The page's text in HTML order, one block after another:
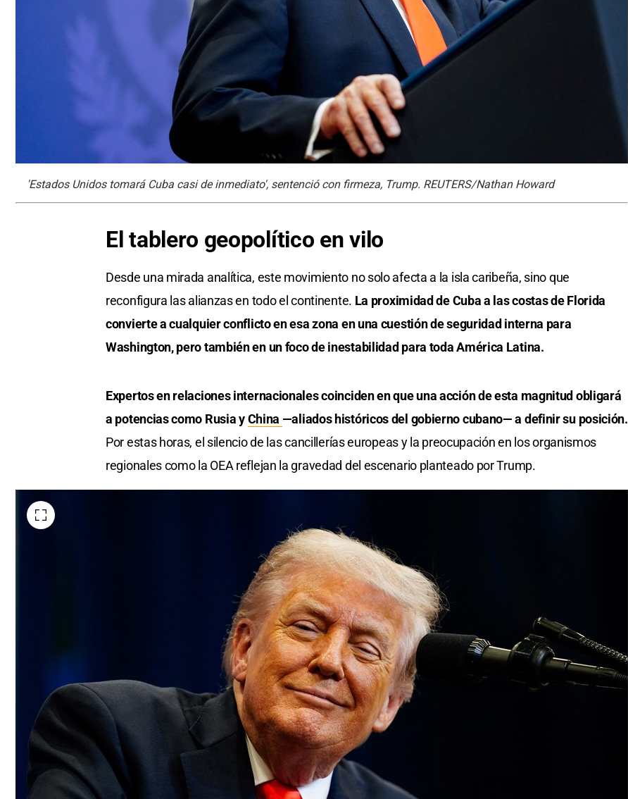
'Estados Unidos tomará Cuba casi de inmediato', sentenció con firmeza, Trump. REUTERS/Nathan Howard
El tablero geopolítico en vilo
Desde una mirada analítica, este movimiento no solo afecta a la isla caribeña, sino que
reconfigura las alianzas en todo el continente. La proximidad de Cuba a las costas de Florida
convierte a cualquier conflicto en esa zona en una cuestión de seguridad interna para
Washington, pero también en un foco de inestabilidad para toda América Latina.
Expertos en relaciones internacionales coinciden en que una acción de esta magnitud obligará
a potencias como Rusia yChina —aliados históricos del gobierno cubano— a definir su posición.
Por estas horas, el silencio de las cancillerías europeas y la preocupación en los organismos
regionales como la OEA reflejan la gravedad del escenario planteado por Trump.